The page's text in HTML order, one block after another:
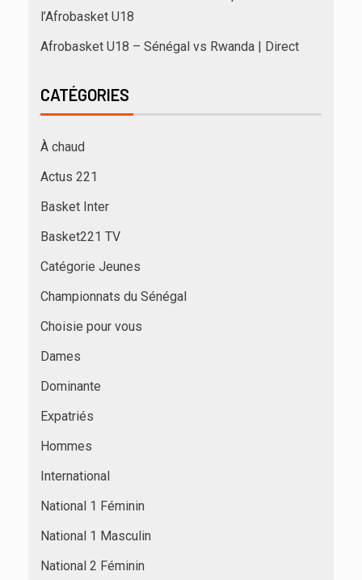
l’Afrobasket U18
Afrobasket U18 – Sénégal vs Rwanda | Direct
CATÉGORIES
À chaud
Actus 221
Basket Inter
Basket221 TV
Catégorie Jeunes
Championnats du Sénégal
Choisie pour vous
Dames
Dominante
Expatriés
Hommes
International
National 1 Féminin
National 1 Masculin
National 2 Féminin